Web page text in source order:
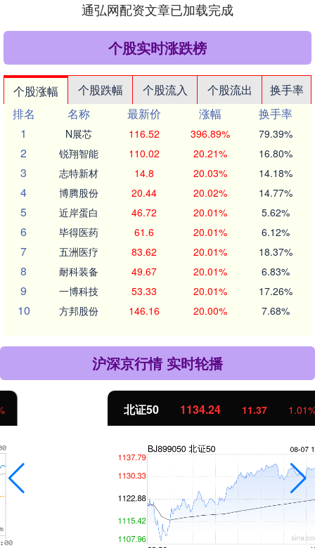
通弘网配资文章已加载完成
个股实时涨跌榜
个股涨幅 个股跌幅 个股流入 个股流出
换手率
排名
名称 最新价 涨幅
换手率
1
N展芯 116.52 396.89% 79.39%
2 锐翔智能 110.02 20.21% 16.80%
3 志特新材 14.8 20.03% 14.18%
4 博腾股份 20.44 20.02% 14.77%
5 近岸蛋白 46.72 20.01% 5.62%
6 毕得医药 61.6 20.01% 6.12%
7 五洲医疗 83.62 20.01% 18.37%
8 耐科装备 49.67 20.01% 6.83%
9 一博科技 53.33 20.01% 17.26%
10 方邦股份 146.16 20.00% 7.68%
沪深京行情 实时轮播
1134.24 11.37 1.01%